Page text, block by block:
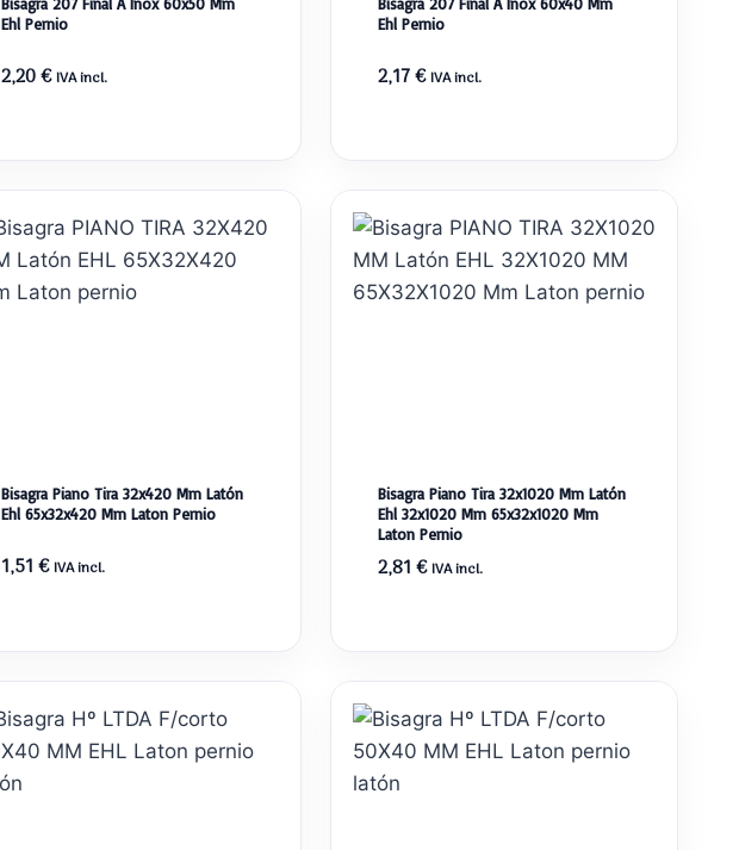
Ehl Pernio
2,20€ IVA incl.
Ehl Pernio
2,17€ IVA incl.
Bisagra Piano Tira 32x420 Mm Latón
Ehl 65x32x420 Mm Laton Pernio
1,51 € IVA incl.
Bisagra Piano Tira 32x1020 Mm Latón
Ehl 32x1020 Mm 65x32x1020 Mm
Laton Pernio
2,81 € IVA incl.